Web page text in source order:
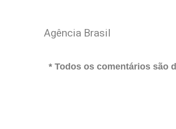
Agência Brasil
* Todos os comentários são